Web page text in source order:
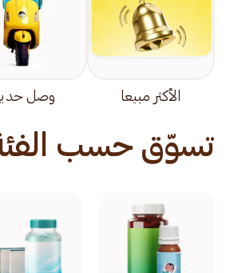
الأكثر مبيعا وصل
تسوّق حسب